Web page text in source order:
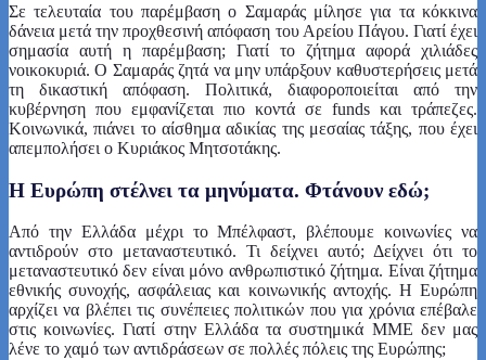
Σε τελευταία του παρέμβαση ο Σαμαράς μίλησε για τα κόκκινα
δάνεια μετά την προχθεσινή απόφαση του Αρείου Πάγου. Γιατί έχει
σημασία αυτή η παρέμβαση; Γιατί το ζήτημα αφορά χιλιάδες
νοικοκυριά. Ο Σαμαράς ζητά να μην υπάρξουν καθυστερήσεις μετά
τη δικαστική απόφαση. Πολιτικά, διαφοροποιείται από την
κυβέρνηση που εμφανίζεται πιο κοντά σε funds και τράπεζες.
Κοινωνικά, πιάνει το αίσθημα αδικίας της μεσαίας τάξης, που έχει
απεμπολήσει ο Κυριάκος Μητσοτάκης.
Η Ευρώπη στέλνει τα μηνύματα. Φτάνουν εδώ;
Από την Ελλάδα μέχρι το Μπέλφαστ, βλέπουμε κοινωνίες να
αντιδρούν στο μεταναστευτικό. Τι δείχνει αυτό; Δείχνει ότι το
μεταναστευτικό δεν είναι μόνο ανθρωπιστικό ζήτημα. Είναι ζήτημα
εθνικής συνοχής, ασφάλειας και κοινωνικής αντοχής. Η Ευρώπη
αρχίζει να βλέπει τις συνέπειες πολιτικών που για χρόνια επέβαλε
στις κοινωνίες. Γιατί στην Ελλάδα τα συστημικά ΜΜΕ δεν μας
λένε το χαμό των αντιδράσεων σε πολλές πόλεις της Ευρώπης;